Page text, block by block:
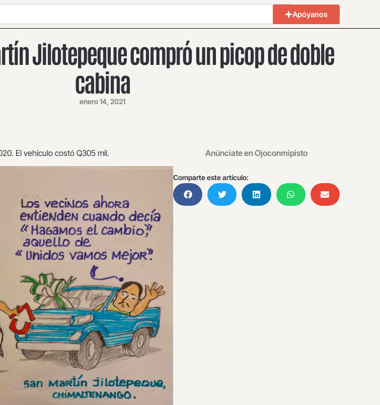
Apóyanos
Jilotepeque compró un picop de doble
cabina
enero 14, 2021
El vehículo costó Q305 mil. Anúnciate en Ojoconmipisto
Comparte este artículo: